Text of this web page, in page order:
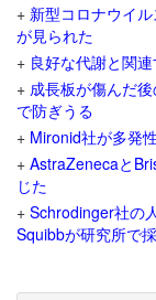
+ 新型コロナウイ
が見られた
+ 良好な代謝と関
+ 成長板が傷んだ
で防ぎうる
+ Mironid社が多発
+ AstraZenecaと
じた
+ Schrodinger社の
Squibbが研究所で